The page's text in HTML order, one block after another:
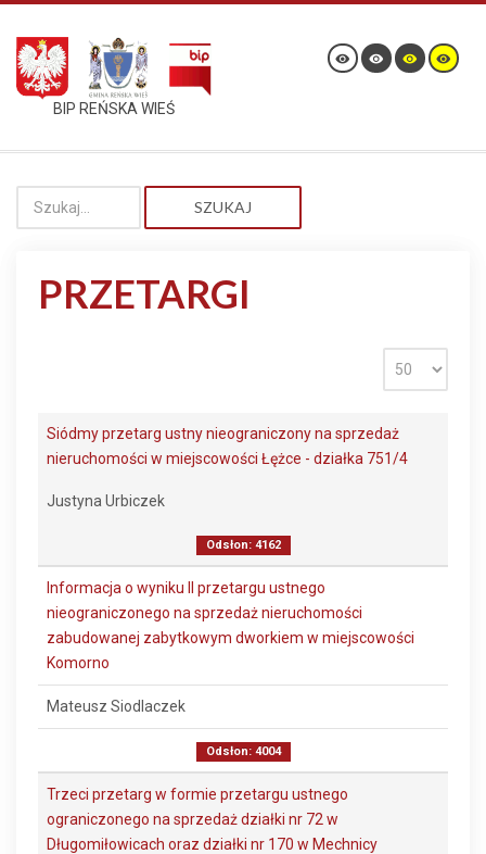
BIP REŃSKA WIEŚ
SZUKAJ
PRZETARGI
Siódmy przetarg ustny nieograniczony na sprzedaż
nieruchomości w miejscowości Łężce - działka 751/4
Justyna Urbiczek
Odsłon: 4162
Informacja o wyniku II przetargu ustnego
nieograniczonego na sprzedaż nieruchomości
zabudowanej zabytkowym dworkiem w miejscowości
Komorno
Mateusz Siodlaczek
Odsłon: 4004
Trzeci przetarg w formie przetargu ustnego
ograniczonego na sprzedaż działki nr 72 w
Długomiłowicach oraz działki nr 170 w Mechnicy